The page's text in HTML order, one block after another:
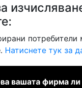
потребители
Натиснете тук за
вашата фирма ли